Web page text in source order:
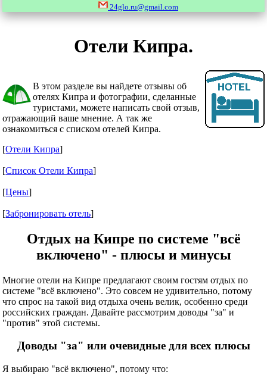
24glo.ru@gmail.com
Отели Кипра.
В этом разделе вы найдете отзывы об
отелях Кипра и фотографии, сделанные
туристами, можете написать свой отзыв,
отражающий ваше мнение. А так же
ознакомиться с списком отелей Кипра.
[Отели Кипра]
[Список Отели Кипра]
[Цены]
[Забронировать отель]
Отдых на Кипре по системе "всё
включено" - плюсы и минусы
Многие отели на Кипре предлагают своим гостям отдых по
системе "всё включено". Это совсем не удивительно, потому
что спрос на такой вид отдыха очень велик, особенно среди
российских граждан. Давайте рассмотрим доводы "за" и
"против" этой системы.
Доводы "за" или очевидные для всех плюсы
Я выбираю "всё включено", потому что: